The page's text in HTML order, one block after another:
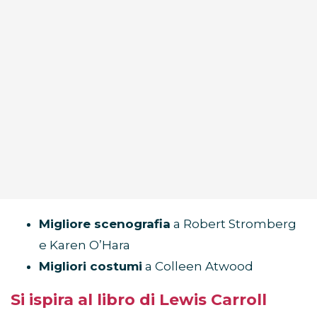
Migliore scenografia a Robert Stromberg
e Karen O’Hara
Migliori costumi a Colleen Atwood
Si ispira al libro di Lewis Carroll